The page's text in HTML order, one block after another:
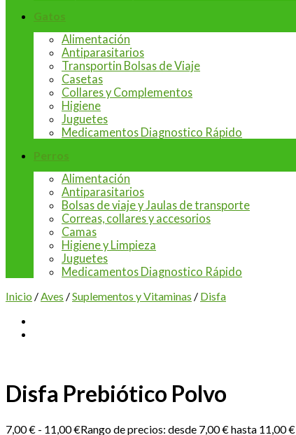
Gatos
Alimentación
Antiparasitarios
Transportin Bolsas de Viaje
Casetas
Collares y Complementos
Higiene
Juguetes
Medicamentos Diagnostico Rápido
Perros
Alimentación
Antiparasitarios
Bolsas de viaje y Jaulas de transporte
Correas, collares y accesorios
Camas
Higiene y Limpieza
Juguetes
Medicamentos Diagnostico Rápido
Inicio /Aves /Suplementos y Vitaminas / Disfa
Disfa Prebiótico Polvo
7,00€ - 11,00€Rango de precios: desde 7,00 € hasta 11,00 €